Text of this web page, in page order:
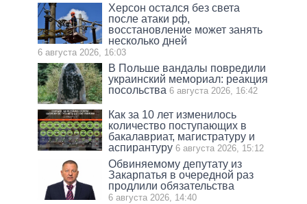
Херсон остался без света
после атаки рф,
восстановление может занять
несколько дней
6 августа 2026, 16:03
В Польше вандалы повредили
украинский мемориал: реакция
посольства 6 августа 2026, 16:42
Как за 10 лет изменилось
количество поступающих в
бакалавриат, магистратуру и
аспирантуру 6 августа 2026, 15:12
Обвиняемому депутату из
Закарпатья в очередной раз
продлили обязательства
6 августа 2026, 14:40